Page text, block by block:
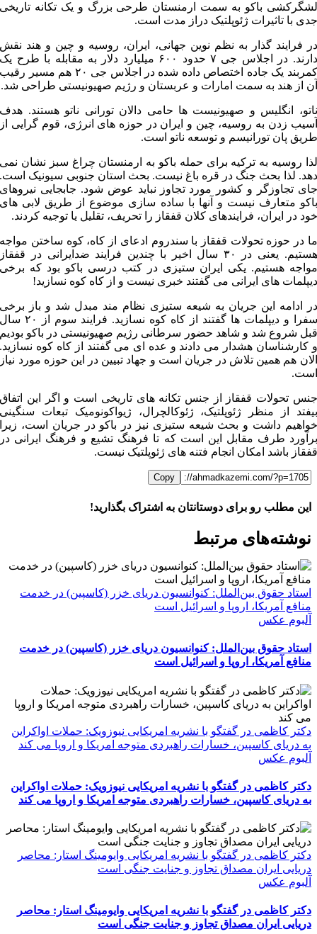
بزرگ
لشگرکشی باکو به سمت ارمنستان طرحی بزرگ و یک تکانه تاریخی
جدی با تاثیرات ژئوپلتیک دراز مدت است.
در فرایند گذار به نظم نوین جهانی، ایران، روسیه و چین و هند نقش
دارند. در اجلاس جی ۷ حدود ۶۰۰ میلیارد دلار به مقابله با طرح یک
کمربند یک جاده اختصاص داده شده در اجلاس جی ۲۰ هم مسیر رقیب
آن از هند به سمت امارات و عربستان و رژیم صهیونیستی طراحی شد.
ناتو، انگلیس و صهیونیست ها حامی دالان تورانی ناتو هستند. هدف
آسیب زدن به روسیه، چین و ایران در حوزه های انرژی، قوم گرایی از
طریق پان تورانیسم و توسعه ناتو است.
لذا روسیه به ترکیه برای حمله باکو به ارمنستان چراغ سبز نشان نمی
دهد. لذا بحث جنگ در قره باغ نیست. بحث استان جنوبی سیونیک است.
جای تجاوزگر و کشور مورد تجاوز نباید عوض شود. جابجایی نیروهای
باکو متعارف نیست و آنها با ساده سازی موضوع از طریق لابی های
خود در ایران، فرایندهای کلان قفقاز را تحریف، تقلیل یا توجیه کردند.
ما در حوزه تحولات قفقاز با سندروم ادعای از کاه، کوه ساختن مواجه
هستیم. یعنی در ۳۰ سال اخیر با چندین فرایند ضدایرانی در قفقاز
مواجه هستیم. یکی ایران ستیزی در کتب درسی باکو بود که برخی
دیپلمات های ایرانی می گفتند خبری نیست و از کاه کوه نسازید!
در ادامه این جریان به شیعه ستیزی نظام مند مبدل شد و باز برخی
سفرا و دیپلمات ها گفتند از کاه کوه نسازید. فرایند سوم از ۲۰ سال
قبل شروع شد و شاهد حضور سرطانی رژیم صهیونیستی در باکو بودیم
و کارشناسان هشدار می دادند و عده ای می گفتند از کاه کوه نسازید.
الان هم همین تلاش در جریان است و جهاد تبیین در این حوزه مورد نیاز
است.
جنس تحولات قفقاز از جنس تکانه های تاریخی است و اگر این اتفاق
بیفتد از منظر ژئوپلتیک، ژئوکالچرال، ژیواکونومیک تبعات سنگینی
خواهیم داشت و بحث شیعه ستیزی نیز در باکو در جریان است، زیرا
برآورد طرف مقابل این است که تا فرهنگ تشیع و فرهنگ ایرانی در
قفقاز باشد امکان انجام فتنه های ژئوپلتیک نیست.
Copy
این مطلب رو برای دوستانتان به اشتراک بگذارید!
FacebookX
LinkedIn
WhatsApp
Telegram
ایمیل
نوشته‌‌های مرتبط
استاد حقوق بین‌الملل: کنوانسیون دریای خزر (کاسپین) در خدمت
منافع آمریکا، اروپا و اسرائیل است
آلبوم عکس
استاد حقوق بین‌الملل: کنوانسیون دریای خزر (کاسپین) در خدمت
منافع آمریکا، اروپا و اسرائیل است
دکتر کاظمی در گفتگو با نشریه امریکایی نیوزویک: حملات اواکراین
به دریای کاسپین، خسارات راهبردی متوجه امریکا و اروپا می کند
آلبوم عکس
دکتر کاظمی در گفتگو با نشریه امریکایی نیوزویک: حملات اواکراین
به دریای کاسپین، خسارات راهبردی متوجه امریکا و اروپا می کند
دکتر کاظمی در گفتگو با نشریه امریکایی وایومینگ استار: محاصر
دریایی ایران مصداق تجاوز و جنایت جنگی است
آلبوم عکس
دکتر کاظمی در گفتگو با نشریه امریکایی وایومینگ استار: محاصر
دریایی ایران مصداق تجاوز و جنایت جنگی است